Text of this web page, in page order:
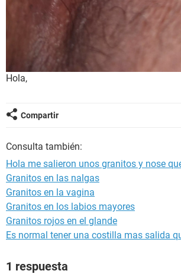
Hola,
Compartir
Consulta también:
Hola me salieron unos granitos y nose
Granitos en las nalgas
Granitos en la vagina
Granitos en los labios mayores
Granitos rojos en el glande
Es normal tener una costilla mas salida
1 respuesta